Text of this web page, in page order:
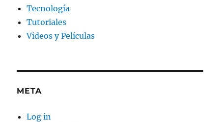
Tecnología
Tutoriales
Videos y Películas
META
Log in